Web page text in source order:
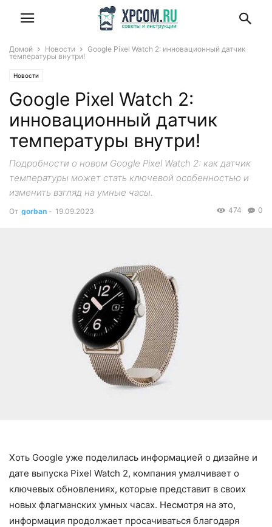
Домой Новости
Google Pixel Watch 2: инновационный датчик
температуры внутри!
Новости
Google Pixel Watch 2:
инновационный датчик
температуры внутри!
Подробности о новом Google Pixel Watch 2: как датчик
температуры может стать ключевой особенностью и
изменить взгляд на умные часы.
От gorban - 19.09.2023 0
474
Хоть Google уже поделилась информацией о дизайне и
дате выпуска Pixel Watch 2, компания умалчивает о
ключевых обновлениях, которые представит в своих
новых флагманских умных часах. Несмотря на это,
информация продолжает просачиваться благодаря